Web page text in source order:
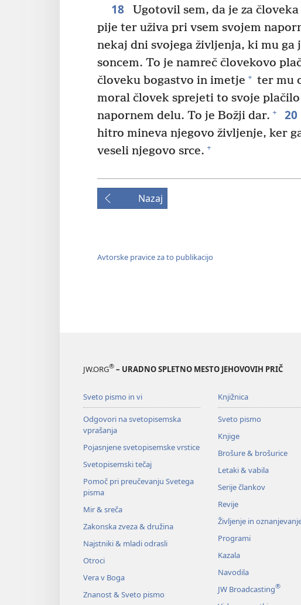
18
Ugotovil sem, da je za
pije ter uživa pri vsem svojem
nekaj dni svojega življenja, ki mu ga
soncem. To je namreč človekovo
človeku bogastvo in imetje + ter mu
moral človek sprejeti to svoje
napornem delu. To je Božji dar. + 20
hitro mineva njegovo življenje, ker
veseli njegovo srce. +
Nazaj
Avtorske pravice za to publikacijo
JW.ORG® – URADNO SPLETNO MESTO JEHOVOVIH PRIČ
Sveto pismo in vi
Odgovori na svetopisemska
vprašanja
Pojasnjene svetopisemske vrstice
Svetopisemski tečaj
Pomoč pri preučevanju Svetega
pisma
Mir & sreča
Zakonska zveza & družina
Najstniki & mladi odrasli
Otroci
Vera v Boga
Znanost & Sveto pismo
Knjižnica
Sveto pismo
Knjige
Brošure & brošurice
Letaki & vabila
Serije člankov
Revije
Življenje in
Programi
Kazala
Navodila
JW Broadcasting®